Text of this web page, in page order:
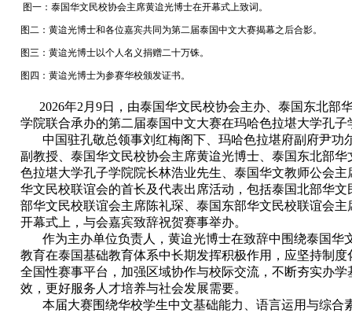
图一：泰国华文民校协会主席黄迨光博士在开幕式上致词。
图二：黄迨光博士和各位嘉宾共同为第二届泰国中文大赛揭幕之后合影。
图三：黄迨光博士以个人名义捐赠二十万铢。
图四：黄迨光博士为参赛华校颁发证书。
2026年2月9日，由泰国华文民校协会主办、泰国东北部
学院联合承办的第二届泰国中文大赛在玛哈色拉堪大学孔子
中国驻孔敬总领事刘红梅阁下、玛哈色拉堪府副府尹功
副教授、泰国华文民校协会主席黄迨光博士、泰国东北部
色拉堪大学孔子学院院长林浩业先生、泰国华文教师公会主
华文民校联谊会的首长及代表出席活动，包括泰国北部华
部华文民校联谊会主席陈礼琛、泰国东部华文民校联谊会主
开幕式上，与会嘉宾致辞祝贺赛事举办。
作为主办单位负责人，黄迨光博士在致辞中围绕泰国华
教育在泰国基础教育体系中长期发挥积极作用，应坚持制
全国性赛事平台，加强区域协作与校际交流，不断夯实办
效，更好服务人才培养与社会发展需要。
本届大赛围绕华校学生中文基础能力、语言运用与综合